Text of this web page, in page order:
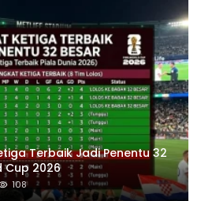
Terbaik Jadi Penentu 32
Cup 2026
108